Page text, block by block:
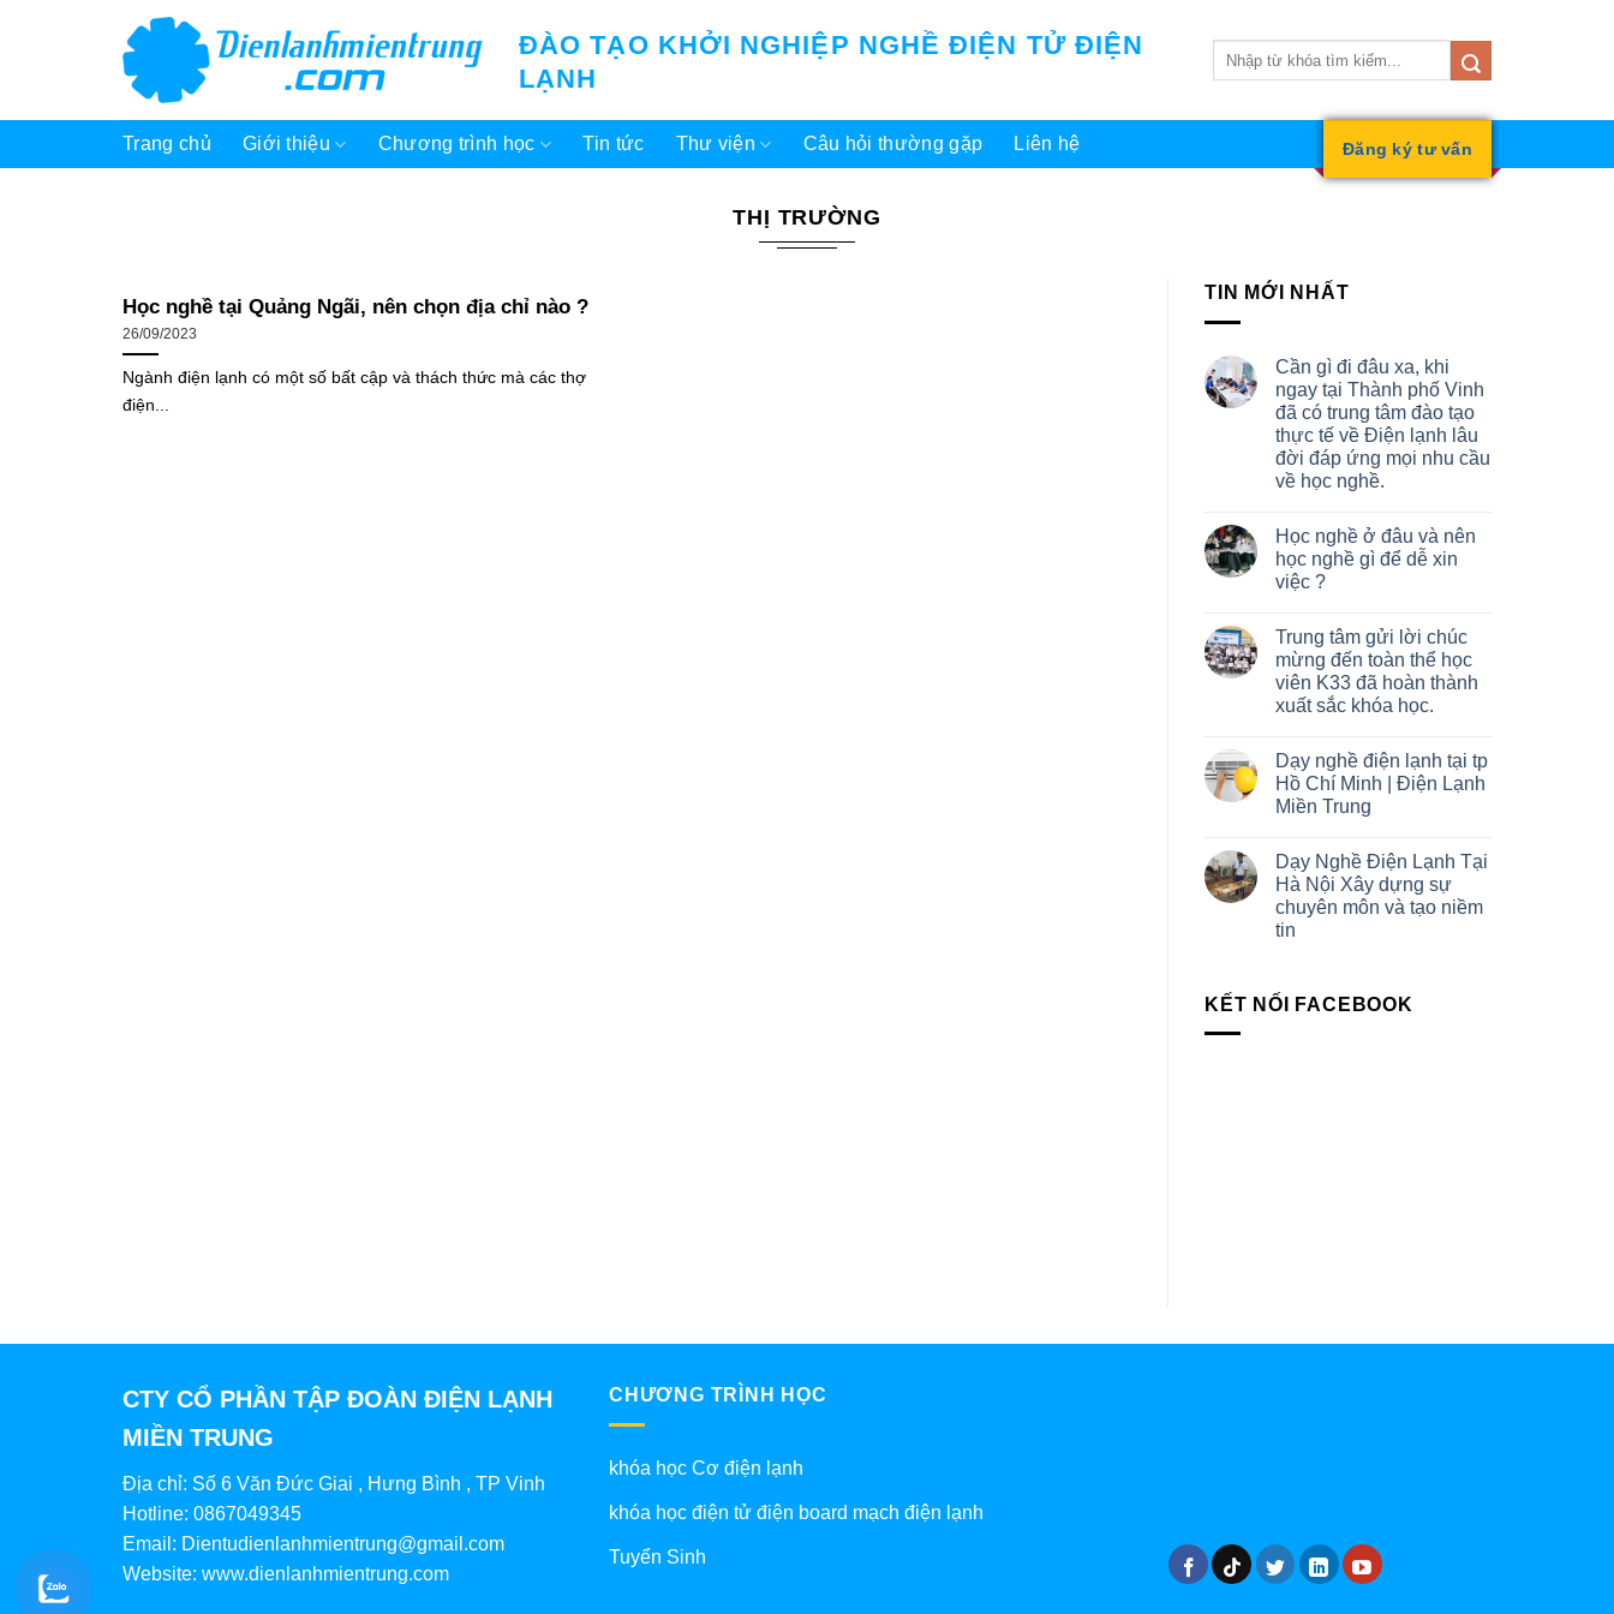
ĐÀO TẠO KHỞI NGHIỆP NGHỀ ĐIỆN TỬ ĐIỆN
LẠNH
Trang chủ Giới thiệu Chương trình học Tin tức Thư viện Câu hỏi thường gặp Liên hệ Đăng ký tư vấn
THỊ TRƯỜNG
Học nghề tại Quảng Ngãi, nên chọn địa chỉ nào ?
26/09/2023
Ngành điện lạnh có một số bất cập và thách thức mà các thợ
điện...
TIN MỚI NHẤT
Cần gì đi đâu xa, khi
ngay tại Thành phố Vinh
đã có trung tâm đào tạo
thực tế về Điện lạnh lâu
đời đáp ứng mọi nhu cầu
về học nghề.
Học nghề ở đâu và nên
học nghề gì để dễ xin
việc ?
Trung tâm gửi lời chúc
mừng đến toàn thể học
viên K33 đã hoàn thành
xuất sắc khóa học.
Dạy nghề điện lạnh tại tp
Hồ Chí Minh | Điện Lạnh
Miền Trung
Dạy Nghề Điện Lạnh Tại
Hà Nội Xây dựng sự
chuyên môn và tạo niềm
tin
KẾT NỐI FACEBOOK
CTY CỔ PHẦN TẬP ĐOÀN ĐIỆN LẠNH
MIỀN TRUNG
Địa chỉ: Số 6 Văn Đức Giai , Hưng Bình , TP Vinh
Hotline: 0867049345
Email: Dientudienlanhmientrung@gmail.com
Website: www.dienlanhmientrung.com
CHƯƠNG TRÌNH HỌC
khóa học Cơ điện lạnh
khóa học điện tử điện board mạch điện lạnh
Tuyển Sinh